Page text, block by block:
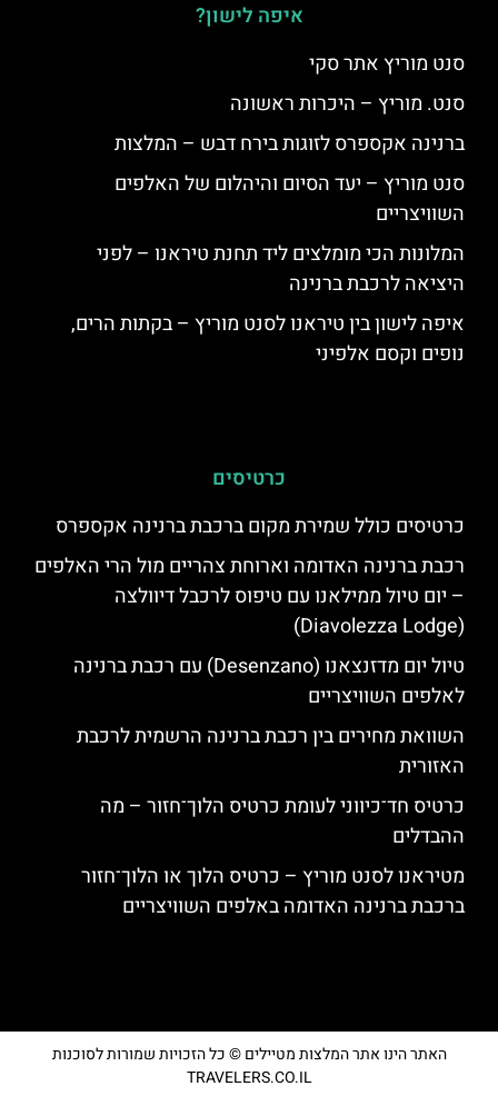
איפה לישון?
סנט מוריץ אתר סקי
סנט. מוריץ – היכרות ראשונה
ברנינה אקספרס לזוגות בירח דבש – המלצות
סנט מוריץ – יעד הסיום והיהלום של האלפים
השוויצריים
המלונות הכי מומלצים ליד תחנת טיראנו – לפני
היציאה לרכבת ברנינה
איפה לישון בין טיראנו לסנט מוריץ – בקתות הרים,
נופים וקסם אלפיני
כרטיסים
כרטיסים כולל שמירת מקום ברכבת ברנינה אקספרס
רכבת ברנינה האדומה וארוחת צהריים מול הרי האלפים
– יום טיול ממילאנו עם טיפוס לרכבל דיוולצה
(Diavolezza Lodge)
טיול יום מדזנצאנו (Desenzano) עם רכבת ברנינה
לאלפים השוויצריים
השוואת מחירים בין רכבת ברנינה הרשמית לרכבת
האזורית
כרטיס חד־כיווני לעומת כרטיס הלוך־חזור – מה
ההבדלים
מטיראנו לסנט מוריץ – כרטיס הלוך או הלוך־חזור
ברכבת ברנינה האדומה באלפים השוויצריים
האתר הינו אתר המלצות מטיילים © כל הזכויות שמורות לסוכנות
TRAVELERS.CO.IL